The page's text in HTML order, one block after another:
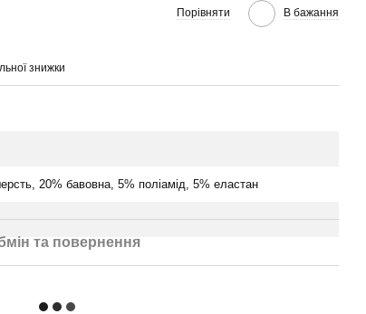
Порівняти В бажання
знижки
20% бавовна, 5% поліамід, 5% еластан
та повернення